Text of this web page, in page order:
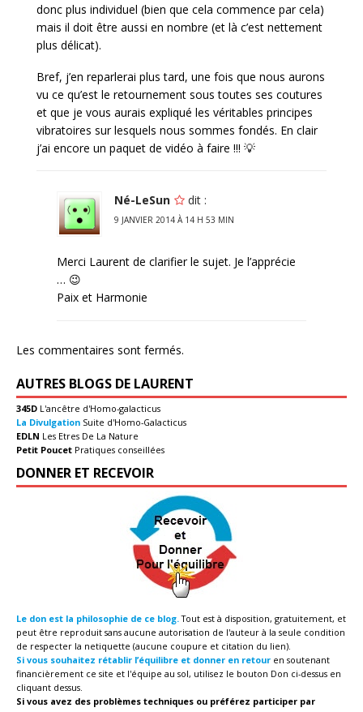
donc plus individuel (bien que cela commence par cela)
mais il doit être aussi en nombre (et là c’est nettement
plus délicat).
Bref, j’en reparlerai plus tard, une fois que nous aurons
vu ce qu’est le retournement sous toutes ses coutures
et que je vous aurais expliqué les véritables principes
vibratoires sur lesquels nous sommes fondés. En clair
j’ai encore un paquet de vidéo à faire !!! 💡
Né-LeSun dit :
9 JANVIER 2014 À 14 H 53 MIN
Merci Laurent de clarifier le sujet. Je l’apprécie
… 😉
Paix et Harmonie
Les commentaires sont fermés.
AUTRES BLOGS DE LAURENT
345D L'ancêtre d'Homo-galacticus
La Divulgation Suite d'Homo-Galacticus
EDLN Les Etres De La Nature
Petit Poucet Pratiques conseillées
DONNER ET RECEVOIR
Le don est la philosophie de ce blog.Tout est à disposition, gratuitement, et
peut être reproduit sans aucune autorisation de l'auteur à la seule condition
de respecter la netiquette (aucune coupure et citation du lien).
Si vous souhaitez rétablir l’équilibre et donner en retour en soutenant
financièrement ce site et l'équipe au sol, utilisez le bouton Don ci-dessus en
cliquant dessus.
Si vous avez des problèmes techniques ou préférez participer par